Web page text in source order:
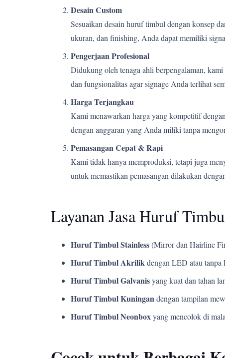
Desain Custom
Sesuaikan desain huruf timbul dengan konsep
ukuran, dan finishing, Anda dapat memiliki
Pengerjaan Profesional
Didukung oleh tenaga ahli berpengalaman,
dan fungsionalitas agar signage Anda terlihat
Harga Terjangkau
Kami menawarkan harga yang kompetitif
dengan anggaran yang Anda miliki tanpa
Pemasangan Cepat & Rapi
Kami tidak hanya memproduksi, tetapi juga
untuk memastikan pemasangan dilakukan
Layanan Jasa Huruf
Huruf Timbul Stainless(Mirror dan Hairline
Huruf Timbul Akrilikdengan LED atau
Huruf Timbul Galvanisyang kuat dan tahan
Huruf Timbul Kuningandengan tampilan
Huruf Timbul Neonboxyang mencolok di